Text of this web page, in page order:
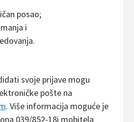
posao;
i
svoje prijave mogu
pošte na
. Više informacija moguće je
039/852-18i mobitela